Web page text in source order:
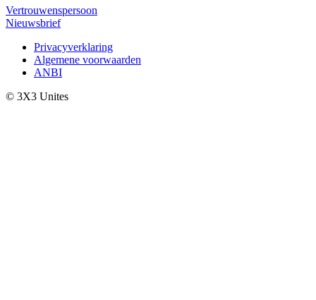
Vertrouwenspersoon
Nieuwsbrief
Privacyverklaring
Algemene voorwaarden
ANBI
© 3X3 Unites